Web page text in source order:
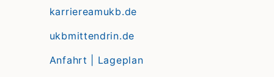
karriereamukb.de
ukbmittendrin.de
Anfahrt | Lageplan